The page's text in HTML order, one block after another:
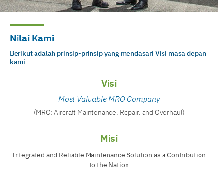
Nilai Kami
Berikut adalah prinsip-prinsip yang mendasari Visi masa depan
kami
Visi
Most Valuable MRO Company
(MRO: Aircraft Maintenance, Repair, and Overhaul)
Misi
Integrated and Reliable Maintenance Solution as a Contribution
to the Nation